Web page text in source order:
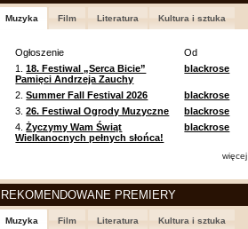
Muzyka Film Literatura Kultura i sztuka
Ogłoszenie
Od
1.18. Festiwal „Serca Bicie”
Pamięci Andrzeja Zauchy
blackrose
2.Summer Fall Festival 2026
blackrose
3.26. Festiwal Ogrody Muzyczne
blackrose
4.Życzymy Wam Świąt
Wielkanocnych pełnych słońca!
blackrose
więcej
REKOMENDOWANE PREMIERY
Muzyka Film Literatura Kultura i sztuka